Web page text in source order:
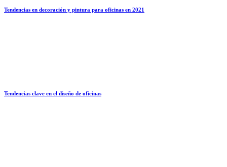
Tendencias en decoración y pintura para oficinas en 2021
Tendencias clave en el diseño de oficinas